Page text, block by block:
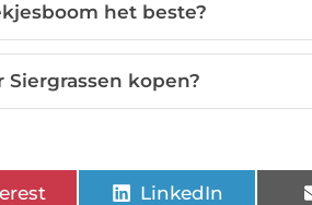
het beste?
kopen?
LinkedIn